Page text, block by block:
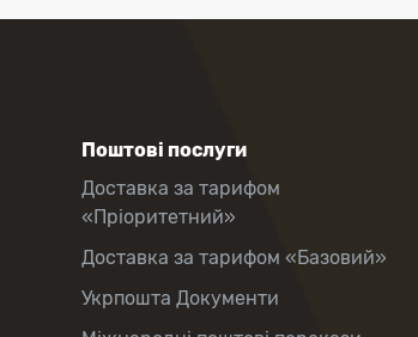
Поштові послуги
Доставка за тарифом
«Пріоритетний»
Доставка за тарифом «Базовий»
Укрпошта Документи